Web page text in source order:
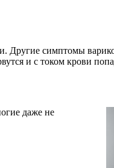
симптомы
и с током крови
даже не